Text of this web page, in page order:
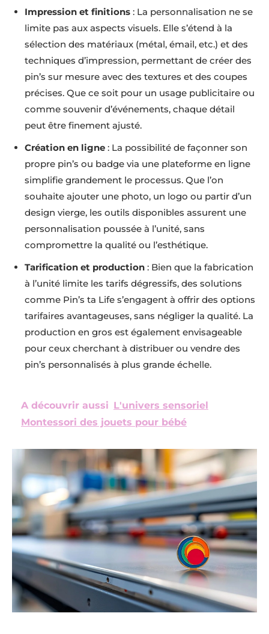
Impression et finitions : La personnalisation ne se
limite pas aux aspects visuels. Elle s’étend à la
sélection des matériaux (métal, émail, etc.) et des
techniques d’impression, permettant de créer des
pin’s sur mesure avec des textures et des coupes
précises. Que ce soit pour un usage publicitaire ou
comme souvenir d’événements, chaque détail
peut être finement ajusté.
Création en ligne : La possibilité de façonner son
propre pin’s ou badge via une plateforme en ligne
simplifie grandement le processus. Que l’on
souhaite ajouter une photo, un logo ou partir d’un
design vierge, les outils disponibles assurent une
personnalisation poussée à l’unité, sans
compromettre la qualité ou l’esthétique.
Tarification et production : Bien que la fabrication
à l’unité limite les tarifs dégressifs, des solutions
comme Pin’s ta Life s’engagent à offrir des options
tarifaires avantageuses, sans négliger la qualité. La
production en gros est également envisageable
pour ceux cherchant à distribuer ou vendre des
pin’s personnalisés à plus grande échelle.
A découvrir aussi L'univers sensoriel
Montessori des jouets pour bébé